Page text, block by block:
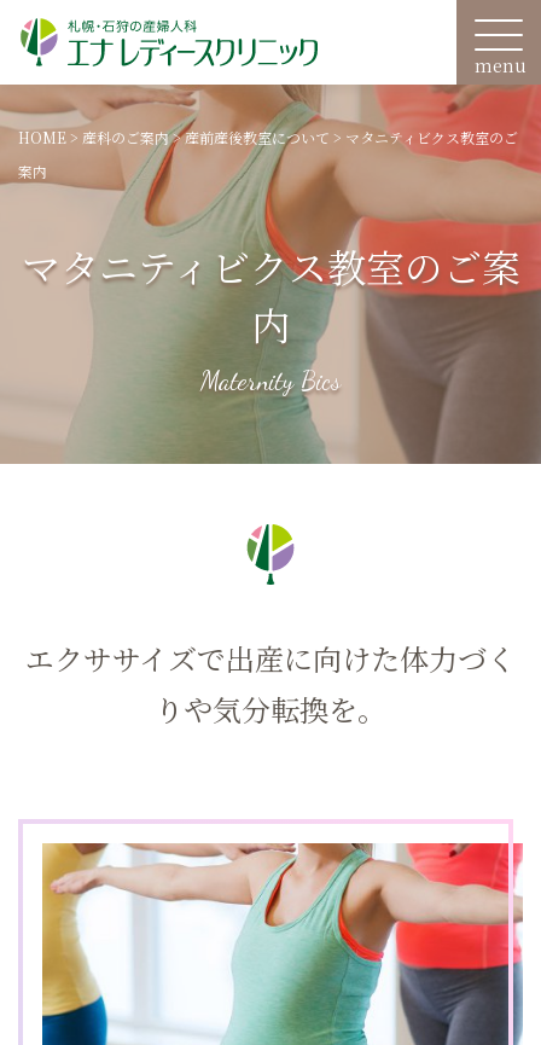
HOME> 産科のご案内>産前産後教室について > マタニティビクス教室のご
案内
マタニティビクス教室のご案
内
エクササイズで出産に向けた体力づく
りや気分転換を。